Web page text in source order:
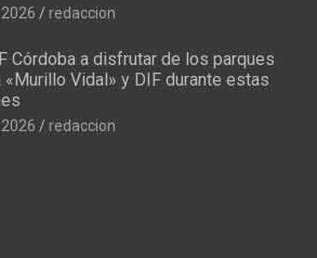
redaccion
Córdoba a disfrutar de los parques
«Murillo Vidal» y DIF durante estas
redaccion